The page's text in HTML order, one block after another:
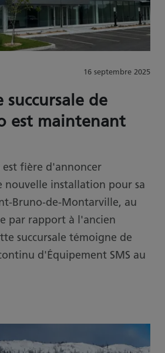
16 septembre 2025
succursale de
est maintenant
est fière d'annoncer
installation pour sa
Bruno-de-Montarville, au
par rapport à l'ancien
succursale témoigne de
d'Équipement SMS au